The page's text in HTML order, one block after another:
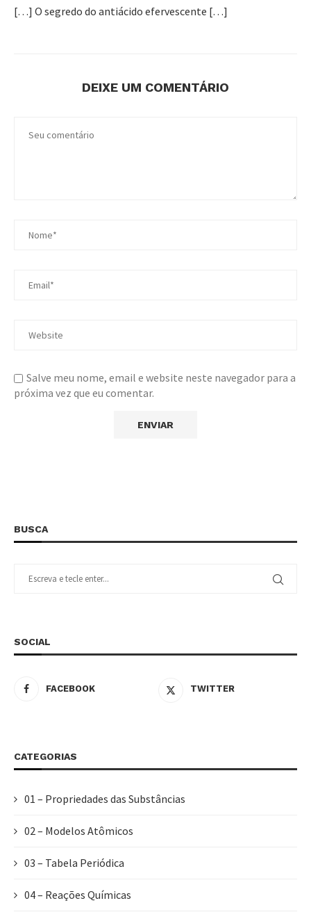
[…] O segredo do antiácido efervescente […]
DEIXE UM COMENTÁRIO
Salve meu nome, email e website neste navegador para a
próxima vez que eu comentar.
BUSCA
SOCIAL
FACEBOOK TWITTER
CATEGORIAS
01 – Propriedades das Substâncias
02 – Modelos Atômicos
03 – Tabela Periódica
04 – Reações Químicas